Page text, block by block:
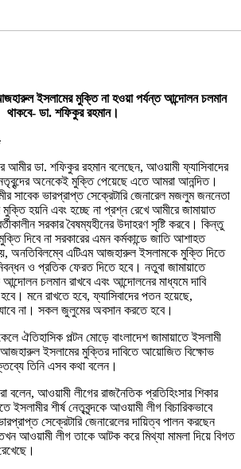
ইসলামের মুক্তি না হওয়া পর্যন্ত আন্দোলন চলমান
থাকবে- ডা. শফিকুর রহমান।
আমীর ডা. শফিকুর রহমান বলেছেন, আওয়ামী ফ্যাসিবাদের
অনেকেই মুক্তি পেয়েছে এতে আমরা আনন্দিত।
সাবেক ভারপ্রাপ্ত সেক্রেটারি জেনারেল মজলুম জননেতা
হয়নি এবং হচ্ছে না প্রশ্ন রেখে আমীরে জামায়াত
সরকার বৈষম্যহীনের উদাহরণ সৃষ্টি করবে। কিন্তু
দিবে না সরকারের এমন কর্মকান্ডে জাতি আশাহত
অনতিবিলম্বে এটিএম আজহারুল ইসলামকে মুক্তি দিতে
ও প্রতিক ফেরত দিতে হবে। নতুবা জামায়াতে
চলমান রাখবে এবং আন্দোলনের মাধ্যমে দাবি
মনে রাখতে হবে, ফ্যাসিবাদের পতন হয়েছে,
যাবে না। সকল জুলুমের অবসান করতে হবে।
ঐতিহাসিক পল্টন মোড়ে বাংলাদেশ জামায়াতে ইসলামী
আজহারুল ইসলামের মুক্তির দাবিতে আয়োজিত বিক্ষোভ
তিনি এসব কথা বলেন।
আওয়ামী লীগের রাজনৈতিক প্রতিহিংসার শিকার
ইসলামীর শীর্ষ নেতৃবৃন্দকে আওয়ামী লীগ বিচারিকভাবে
সেক্রেটারি জেনারেলের দায়িত্ব পালন করছেন
আওয়ামী লীগ তাকে আটক করে মিথ্যা মামলা দিয়ে বিগত